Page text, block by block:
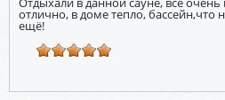
отлично, в доме тепло, бассейн,что
ещё!